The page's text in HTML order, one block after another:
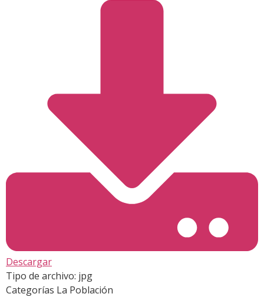
Descargar
Tipo de archivo: jpg
Categorías La Población